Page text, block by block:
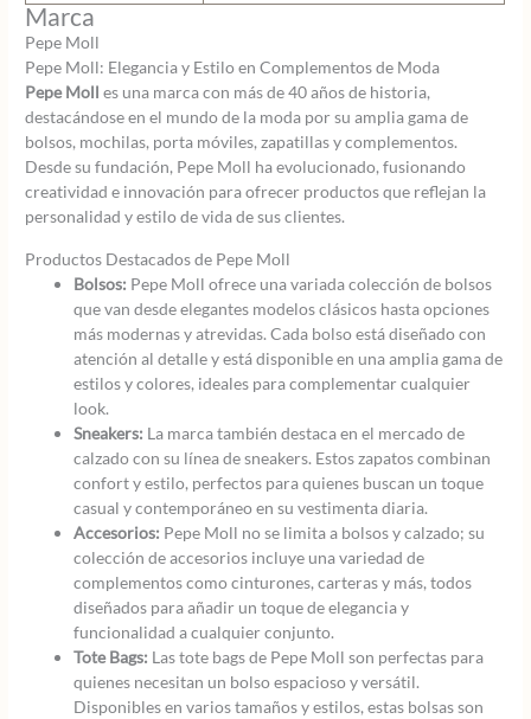
Marca
Pepe Moll
Pepe Moll: Elegancia y Estilo en Complementos de Moda
Pepe Moll es una marca con más de 40 años de historia,
destacándose en el mundo de la moda por su amplia gama de
bolsos, mochilas, porta móviles, zapatillas y complementos.
Desde su fundación, Pepe Moll ha evolucionado, fusionando
creatividad e innovación para ofrecer productos que reflejan la
personalidad y estilo de vida de sus clientes.
Productos Destacados de Pepe Moll
Bolsos: Pepe Moll ofrece una variada colección de bolsos
que van desde elegantes modelos clásicos hasta opciones
más modernas y atrevidas. Cada bolso está diseñado con
atención al detalle y está disponible en una amplia gama de
estilos y colores, ideales para complementar cualquier
look.
Sneakers: La marca también destaca en el mercado de
calzado con su línea de sneakers. Estos zapatos combinan
confort y estilo, perfectos para quienes buscan un toque
casual y contemporáneo en su vestimenta diaria.
Accesorios: Pepe Moll no se limita a bolsos y calzado; su
colección de accesorios incluye una variedad de
complementos como cinturones, carteras y más, todos
diseñados para añadir un toque de elegancia y
funcionalidad a cualquier conjunto.
Tote Bags: Las tote bags de Pepe Moll son perfectas para
quienes necesitan un bolso espacioso y versátil.
Disponibles en varios tamaños y estilos, estas bolsas son